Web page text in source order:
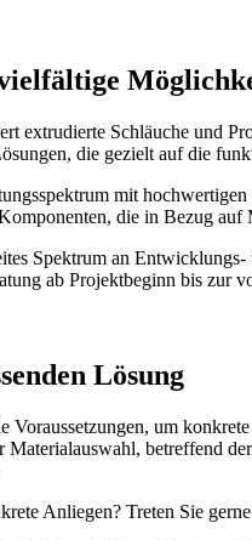
extrudierte Schläuche und
die gezielt auf die
mit
die in Bezug
Spektrum an
ab Projektbeginn bis zur
Lösung
Voraussetzungen, um
Materialauswahl, betreffend
Anliegen? Treten Sie